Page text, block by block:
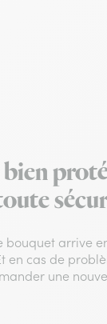
bouquet arrive
en cas de
une